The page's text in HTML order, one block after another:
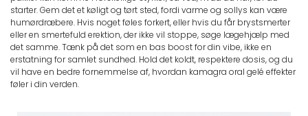
starter. Gem det et køligt og tørt sted, fordi varme og sollys kan være
humørdræbere. Hvis noget føles forkert, eller hvis du får brystsmerter
eller en smertefuld erektion, der ikke vil stoppe, søge lægehjælp med
det samme. Tænk på det som en bas boost for din vibe, ikke en
erstatning for samlet sundhed. Hold det koldt, respektere dosis, og du
vil have en bedre fornemmelse af, hvordan kamagra oral gelé effekter
føler i din verden.